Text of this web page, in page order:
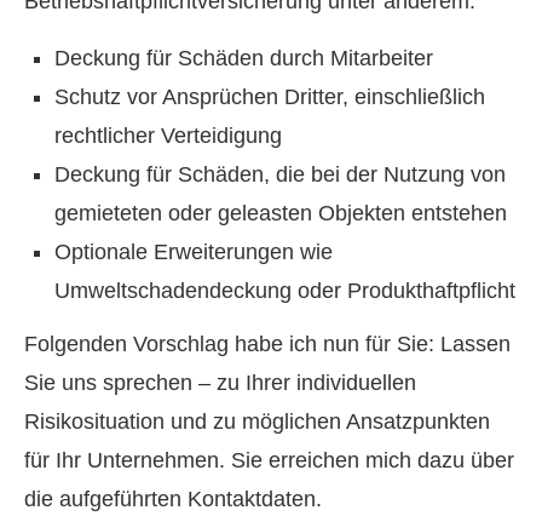
Deckung für Schäden durch Mitarbeiter
Schutz vor Ansprüchen Dritter, einschließlich
rechtlicher Verteidigung
Deckung für Schäden, die bei der Nutzung von
gemieteten oder geleasten Objekten entstehen
Optionale Erweiterungen wie
Umweltschadendeckung oder Produkthaftpflicht
Folgenden Vorschlag habe ich nun für Sie: Lassen
Sie uns sprechen – zu Ihrer individuellen
Risikosituation und zu möglichen Ansatzpunkten
für Ihr Unternehmen. Sie erreichen mich dazu über
die aufgeführten Kontaktdaten.